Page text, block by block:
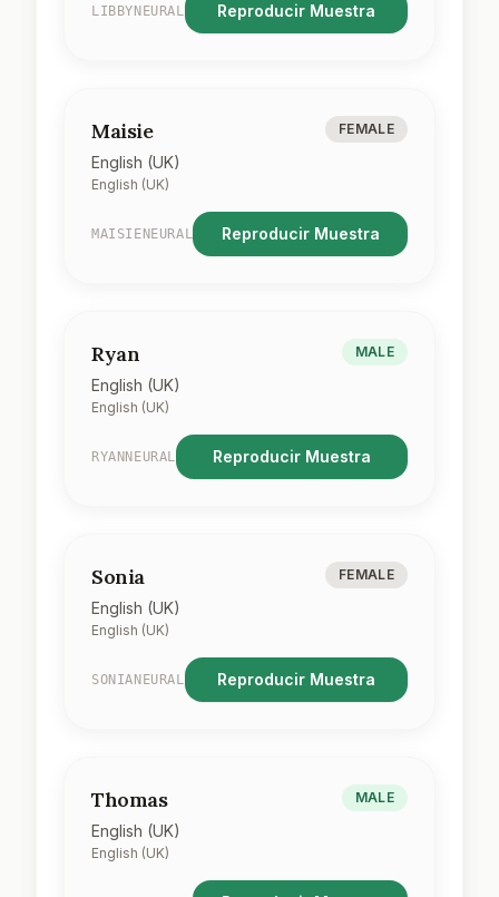
LIBBYNEURAL Reproducir Muestra
Maisie
English (UK)
English (UK)
FEMALE
MAISIENEURAL Reproducir Muestra
Ryan
English (UK)
English (UK)
MALE
RYANNEURAL Reproducir Muestra
Sonia
English (UK)
English (UK)
FEMALE
SONIANEURAL Reproducir Muestra
Thomas
English (UK)
English (UK)
MALE